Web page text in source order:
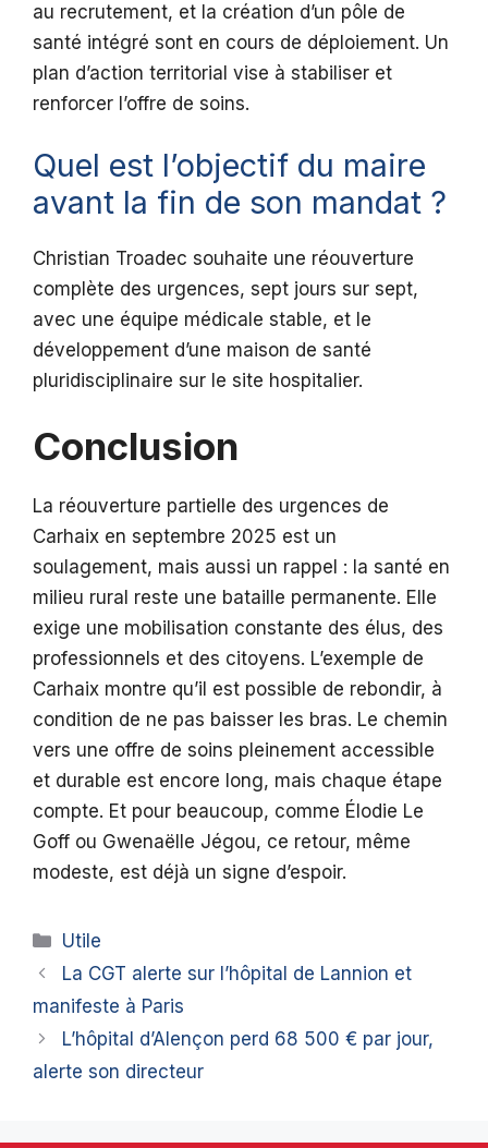
au recrutement, et la création d’un pôle de
santé intégré sont en cours de déploiement. Un
plan d’action territorial vise à stabiliser et
renforcer l’offre de soins.
Quel est l’objectif du maire
avant la fin de son mandat ?
Christian Troadec souhaite une réouverture
complète des urgences, sept jours sur sept,
avec une équipe médicale stable, et le
développement d’une maison de santé
pluridisciplinaire sur le site hospitalier.
Conclusion
La réouverture partielle des urgences de
Carhaix en septembre 2025 est un
soulagement, mais aussi un rappel : la santé en
milieu rural reste une bataille permanente. Elle
exige une mobilisation constante des élus, des
professionnels et des citoyens. L’exemple de
Carhaix montre qu’il est possible de rebondir, à
condition de ne pas baisser les bras. Le chemin
vers une offre de soins pleinement accessible
et durable est encore long, mais chaque étape
compte. Et pour beaucoup, comme Élodie Le
Goff ou Gwenaëlle Jégou, ce retour, même
modeste, est déjà un signe d’espoir.
Catégories
Utile
La CGT alerte sur l’hôpital de Lannion et
manifeste à Paris
L’hôpital d’Alençon perd 68 500 € par jour,
alerte son directeur